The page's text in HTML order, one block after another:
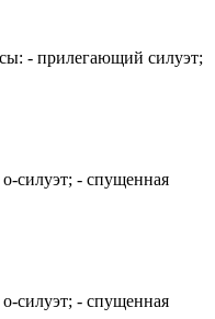
- прилегающий силуэт;
силуэт; - спущенная
силуэт; - спущенная